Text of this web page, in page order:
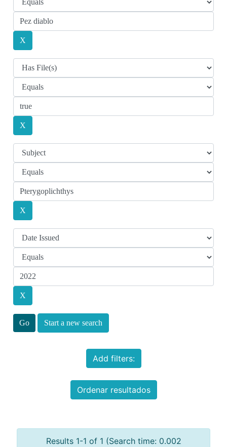
Start a new search
Add filters:
Ordenar resultados
Results 1-1 of 1 (Search time: 0.002